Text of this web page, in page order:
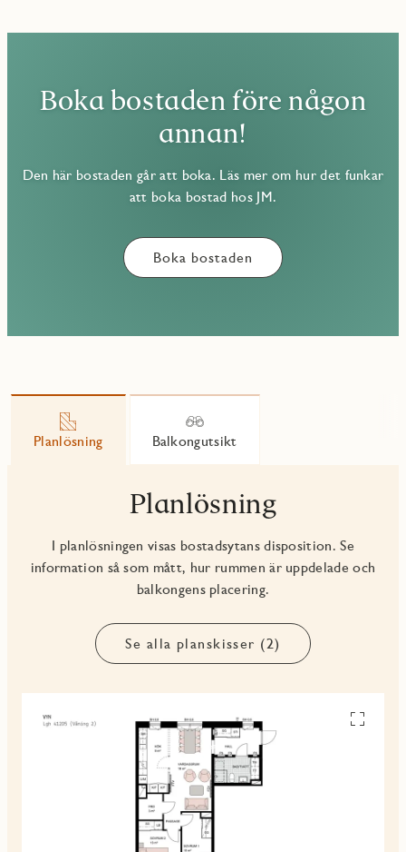
Boka bostaden före någon
annan!
Den här bostaden går att boka. Läs mer om hur det funkar
att boka bostad hos JM.
Boka bostaden
Planlösning Balkongutsikt
Planlösning
I planlösningen visas bostadsytans disposition. Se
information så som mått, hur rummen är uppdelade och
balkongens placering.
Se alla planskisser (2)
Se